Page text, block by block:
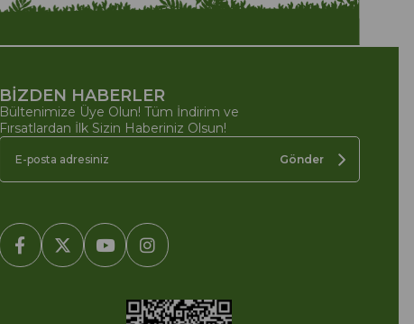
BİZDEN HABERLER
Bültenimize Üye Olun! Tüm İndirim ve
Fırsatlardan İlk Sizin Haberiniz Olsun!
Gönder